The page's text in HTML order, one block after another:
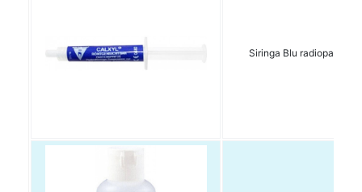
Siringa Blu radiopaco da